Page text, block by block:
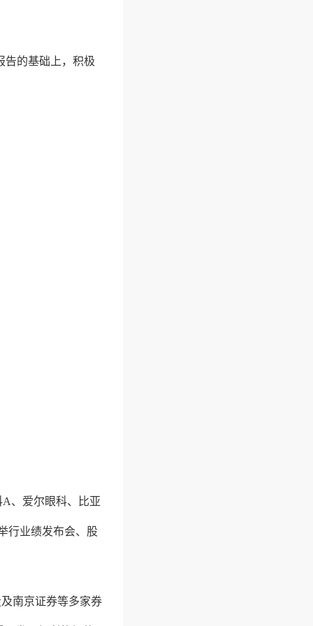
告的基础上，积极
、爱尔眼科、比亚
行业绩发布会、股
南京证券等多家券